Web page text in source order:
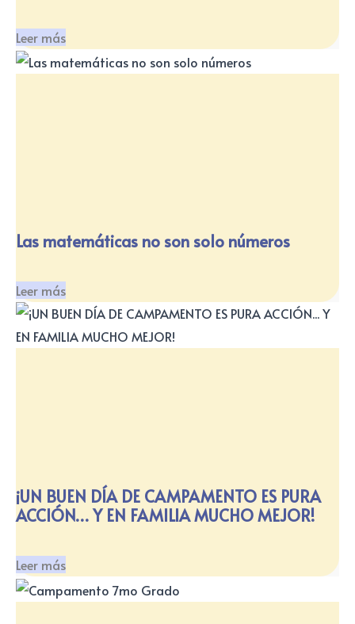
Leer más
Las matemáticas no son solo números
Leer más
¡UN BUEN DÍA DE CAMPAMENTO ES PURA
ACCIÓN… Y EN FAMILIA MUCHO MEJOR!
Leer más